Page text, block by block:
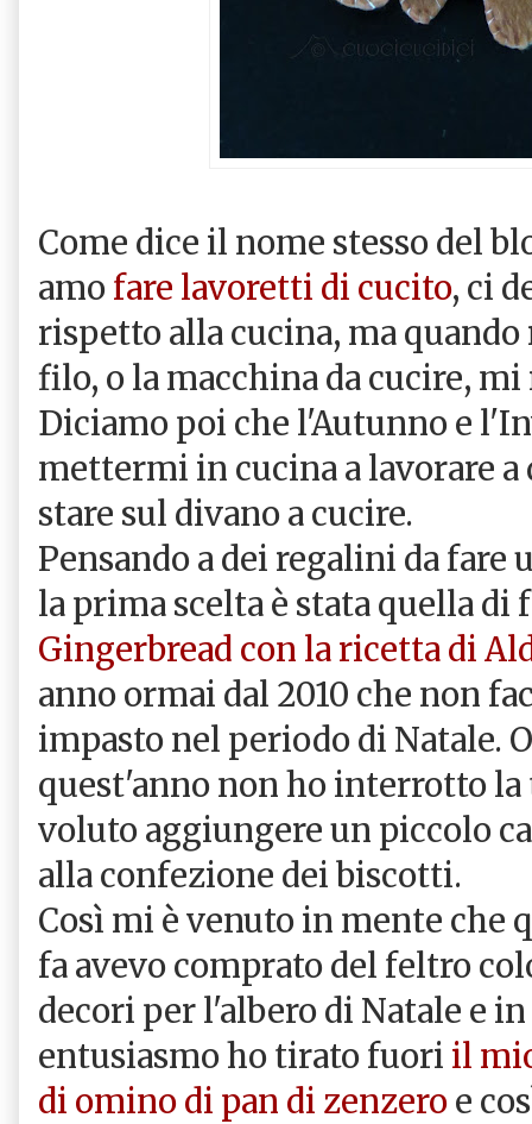
Come dice il nome stesso del
amo fare lavoretti di cucito, ci
rispetto alla cucina, ma quando
filo, o la macchina da cucire,
Diciamo poi che l'Autunno e
mettermi in cucina a lavorare a
stare sul divano a cucire.
Pensando a dei regalini da
la prima scelta è stata quella
Gingerbread con la ricetta di
anno ormai dal 2010 che non
impasto nel periodo di Natale.
quest'anno non ho interrotto la
voluto aggiungere un piccolo
alla confezione dei biscotti.
Così mi è venuto in mente che
fa avevo comprato del feltro
decori per l'albero di Natale e
entusiasmo ho tirato fuori il
di omino di pan di zenzero e